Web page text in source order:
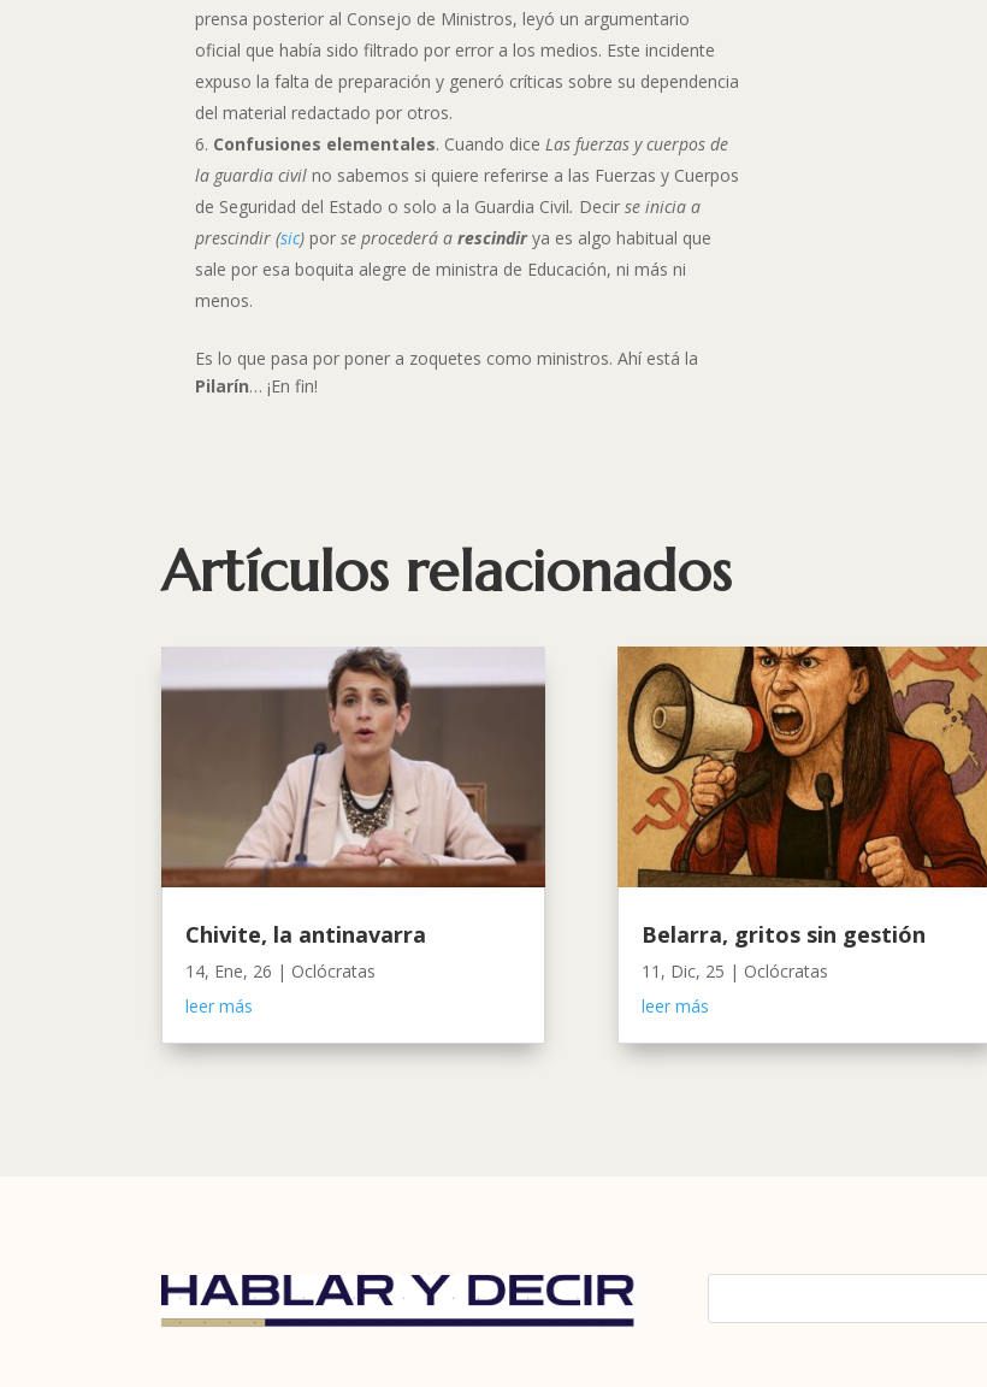
prensa posterior al Consejo de Ministros, leyó un argumentario
oficial que había sido filtrado por error a los medios. Este incidente
expuso la falta de preparación y generó críticas sobre su dependencia
del material redactado por otros.
Confusiones elementales. Cuando diceLas fuerzas y cuerpos de
la guardia civilno sabemos si quiere referirse a las Fuerzas y Cuerpos
de Seguridad del Estado o solo a la Guardia Civil. Decir se inicia a
prescindir (sic)por se procederá a rescindirya es algo habitual que
sale por esa boquita alegre de ministra de Educación, ni más ni
menos.
Es lo que pasa por poner a zoquetes como ministros. Ahí está la
Pilarín… ¡En fin!
Artículos relacionados
Chivite, la antinavarra
14, Ene, 26 | Oclócratas
leer más
Belarra, gritos sin gestión
11, Dic, 25 | Oclócratas
leer más